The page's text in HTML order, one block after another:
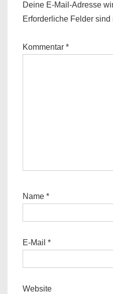
Deine E-Mail-Adresse
Erforderliche Felder sind
Kommentar *
Name *
E-Mail *
Website